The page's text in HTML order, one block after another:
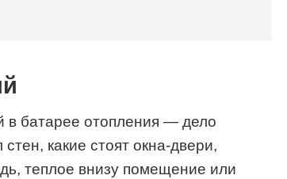
в батарее отопления — дело
какие стоят окна-двери,
теплое внизу помещение или